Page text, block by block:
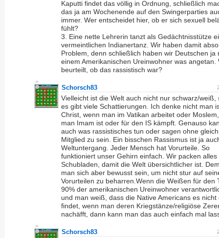
Kaputti findet das völlig in Ordnung, schließlich
das ja am Wochenende auf den Swingerparties
immer. Wer entscheidet hier, ob er sich sexuell
fühlt?
3. Eine nette Lehrerin tanzt als Gedächtnisstütze
vermeintlichen Indianertanz. Wir haben damit
Problem, denn schließlich haben wir Deutschen ja
einem Amerikanischen Ureinwohner was angetan.
beurteilt, ob das rassistisch war?
Schorsch83
Vielleicht ist die Welt auch nicht nur schwarz/weiß,
es gibt viele Schattierungen. Ich denke nicht man
Christ, wenn man im Vatikan arbeitet oder
man Imam ist oder für den IS kämpft. Genauso
auch was rassistisches tun oder sagen ohne
Mitglied zu sein. Ein bisschen Rassismus ist ja
Weltuntergang. Jeder Mensch hat Vorurteile. So
funktioniert unser Gehirn einfach. Wir packen alles
Schubladen, damit die Welt übersichtlicher ist.
man sich aber bewusst sein, um nicht stur auf
Vorurteilen zu beharren.Wenn die Weißen für den
90% der amerikanischen Ureinwohner
und man weiß, dass die Native Americans es nicht
findet, wenn man deren Kriegstänze/religiöse
nachäfft, dann kann man das auch einfach mal
Schorsch83